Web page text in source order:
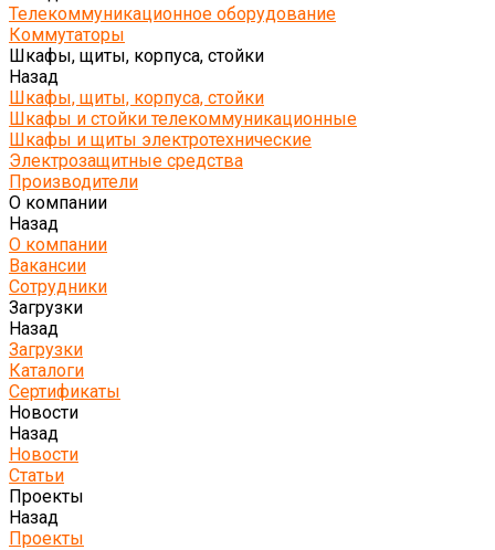
Телекоммуникационное оборудование
Коммутаторы
Шкафы, щиты, корпуса, стойки
Назад
Шкафы, щиты, корпуса, стойки
Шкафы и стойки телекоммуникационные
Шкафы и щиты электротехнические
Электрозащитные средства
Производители
О компании
Назад
О компании
Вакансии
Сотрудники
Загрузки
Назад
Загрузки
Каталоги
Сертификаты
Новости
Назад
Новости
Статьи
Проекты
Назад
Проекты